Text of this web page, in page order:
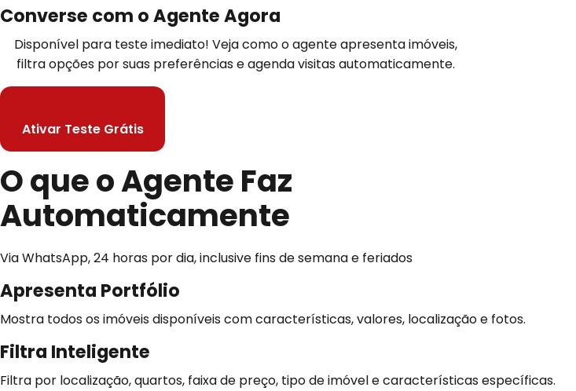
Converse com o Agente Agora
Disponível para teste imediato! Veja como o agente apresenta imóveis,
filtra opções por suas preferências e agenda visitas automaticamente.
Ativar Teste Grátis
O que o Agente Faz
Automaticamente
Via WhatsApp, 24 horas por dia, inclusive fins de semana e feriados
Apresenta Portfólio
Mostra todos os imóveis disponíveis com características, valores, localização e fotos.
Filtra Inteligente
Filtra por localização, quartos, faixa de preço, tipo de imóvel e características específicas.